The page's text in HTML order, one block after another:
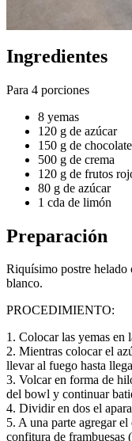
Ingredientes
Para 4 porciones
8 yemas
120 g de azúcar
150 g de
500 g de crema
120 g de frutos
80 g de azúcar
1 cda de limón
Preparación
Riquísimo postre
blanco.
PROCEDIMIENTO:
1. Colocar las yemas en
2. Mientras colocar el
llevar al fuego hasta
3. Volcar en forma de
del bowl y continuar
4. Dividir en dos el
5. A una parte agregar
confitura de frambuesas